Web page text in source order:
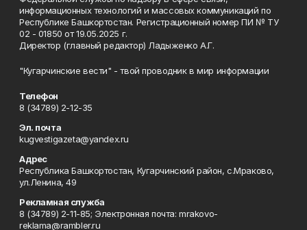
информационных технологий и массовых коммуникаций по
Республике Башкортостан. Регистрационный номер ПИ № ТУ
02 - 01850 от 19.05.2025 г.
Директор (главный редактор) Ладыженко А.Г.
"Кугарчинские вести" - твой проводник в мир информации
Телефон
8 (34789) 2-12-35
Эл. почта
kugvestigazeta@yandex.ru
Адрес
Республика Башкортостан, Кугарчинский район, с.Мраково,
ул.Ленина, 49
Рекламная служба
8 (34789) 2-11-85; Электронная почта: mrakovo-
reklama@rambler.ru